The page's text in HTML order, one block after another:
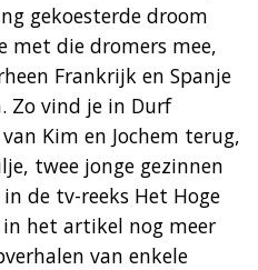
gekoesterde droom
met die dromers mee,
Frankrijk en Spanje
Zo vind je in Durf
Kim en Jochem terug,
twee jonge gezinnen
de tv-reeks Het Hoge
het artikel nog meer
van enkele